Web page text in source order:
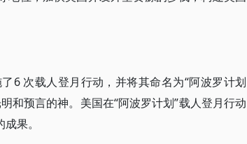
6 次载人登月行动，并将其命名为“阿波罗计划
和预言的神。美国在“阿波罗计划”载人登月行动
果。